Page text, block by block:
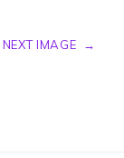
NEXT IMAGE
→